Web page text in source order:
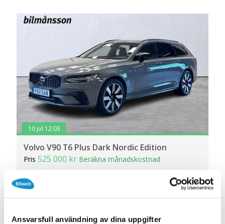
Ansvarsfull användning av dina uppgifter
10 jul 12:03
Volvo V90 T6 Plus Dark Nordic Edition
Pris525 000 kr Beräkna månadskostnad
Bilmånsson Eslöv Volvohuset
Mil:
Räkna på försäkring